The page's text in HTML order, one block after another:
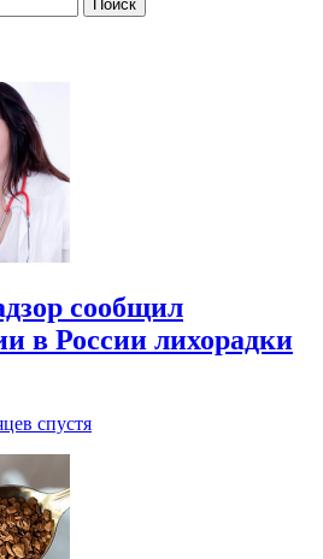
сообщил
в России лихорадки
спустя